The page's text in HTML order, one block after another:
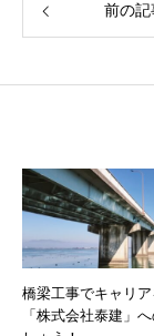
前の記
橋梁工事でキャリア
「株式会社泰建」